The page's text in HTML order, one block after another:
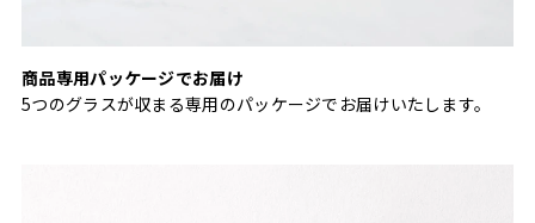
商品専用パッケージでお届け
5つのグラスが収まる専用のパッケージでお届けいたします。